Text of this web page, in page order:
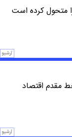
متحول کرده است
آرشیو
مقدم اقتصاد
آرشیو